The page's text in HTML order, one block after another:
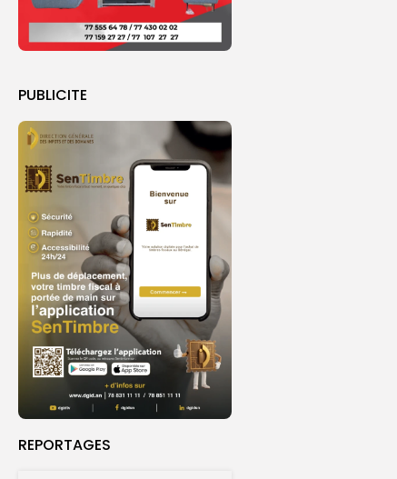
PUBLICITE
REPORTAGES